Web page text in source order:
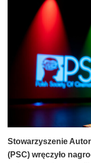
Stowarzyszenie
(PSC) wręczyło